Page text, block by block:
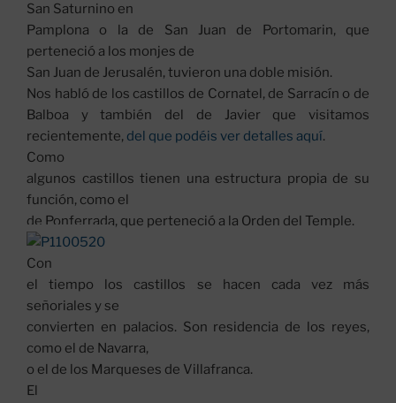
San Saturnino en
Pamplona o la de San Juan de Portomarin, que
perteneció a los monjes de
San Juan de Jerusalén, tuvieron una doble misión.
Nos habló de los castillos de Cornatel, de Sarracín o de
Balboa y también del de Javier que visitamos
recientemente, del que podéis ver detalles aquí.
Como
algunos castillos tienen una estructura propia de su
función, como el
de Ponferrada, que perteneció a la Orden del Temple.
Con
el tiempo los castillos se hacen cada vez más
señoriales y se
convierten en palacios. Son residencia de los reyes,
como el de Navarra,
o el de los Marqueses de Villafranca.
El